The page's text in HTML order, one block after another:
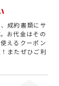
成約書類にサ
お代金はその
えるクーポン
またぜひご利